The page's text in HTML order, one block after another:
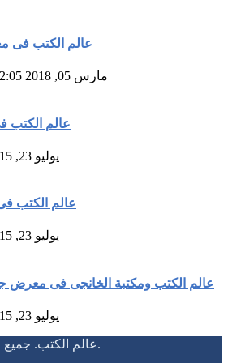
عالم الكتب فى
مارس 05, 2018 12:05مساء
عالم
يوليو 23, 2015 11:15صباحا
عالم الكتب
يوليو 23, 2015 11:12صباحا
عالم الكتب ومكتبة الخانجى فى معرض
يوليو 23, 2015 11:07صباحا
© 2018 عالم الكتب. جميع الحقوق محفوظه.